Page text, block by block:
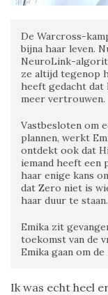
De Warcross-
bijna haar leven.
NeuroLink-
ze altijd tegenop
heeft gedacht dat
meer vertrouwen.
Vastbesloten om
plannen, werkt
ontdekt ook dat
iemand heeft een
haar enige kans
dat Zero niet is
haar duur te staan.
Emika zit
toekomst van de
Emika gaan om
Ik was echt heel